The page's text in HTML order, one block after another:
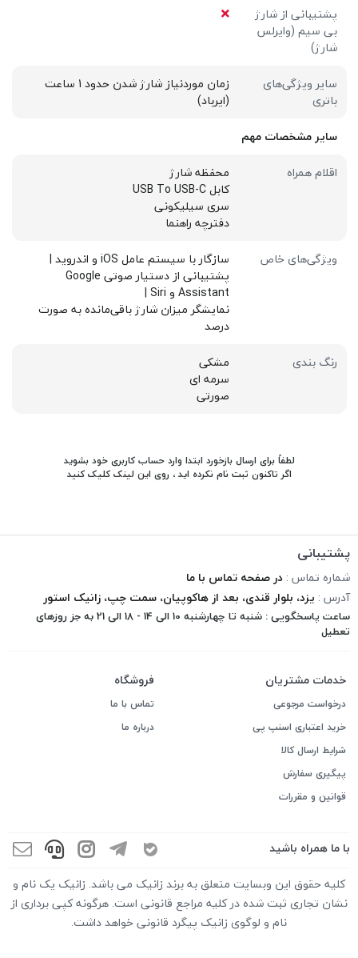
پشتیبانی از شارژ
بی سیم (وایرلس
شارژ)
سایر ویژگی‌های
باتری
زمان موردنیاز شارژ شدن حدود 1 ساعت
(ایرباد)
سایر مشخصات مهم
اقلام همراه
محفظه شارژ
کابل USB To USB-C
سری سیلیکونی
دفترچه راهنما
ویژگی‌های خاص
سازگار با سیستم عامل iOS و اندروید |
پشتیبانی از دستیار صوتی Google
Assistant و Siri |
نمایشگر میزان شارژ باقی‌مانده به صورت
درصد
رنگ بندی
مشکی
سرمه ای
صورتی
لطفاً برای ارسال بازخورد ابتدا وارد حساب کاربری خود بشوید
اگر تاکنون ثبت نام نکرده اید ، روی این لینک کلیک کنید
پشتیبانی
شماره تماس : در صفحه تماس با ما
آدرس : یزد، بلوار قندی، بعد از هاکوپیان، سمت چپ، زانیک استور
ساعت پاسخگویی : شنبه تا چهارشنبه 10 الی 14 - 18 الی 21 به جز روزهای
تعطیل
خدمات مشتریان
درخواست مرجوعی
خرید اعتباری اسنپ پی
شرایط ارسال کالا
پیگیری سفارش
قوانین و مقررات
فروشگاه
تماس با ما
درباره ما
با ما همراه باشید
کلیه حقوق این وبسایت متعلق به برند زانیک می باشد. زانیک یک نام و
نشان تجاری ثبت شده در کلیه مراجع قانونی است. هرگونه کپی برداری از
نام و لوگوی زانیک پیگرد قانونی خواهد داشت.